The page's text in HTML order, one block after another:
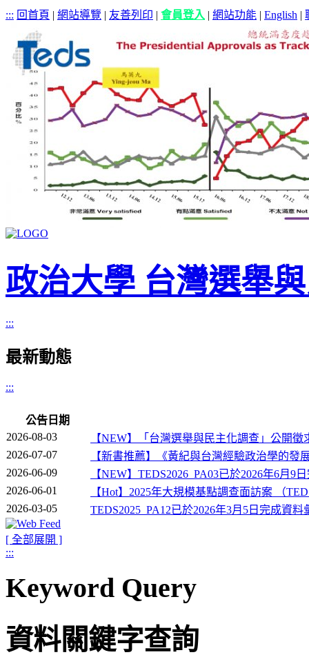
::: 回首頁 | 網站導覽 | 友善列印 | 會員登入 | 網站功能 | English |
政治大學 台灣選舉
:::
最新動態
:::
公告日期
2026-08-03
【NEW】「台灣選舉與民主化調查」公開
2026-07-07
【新書推薦】《黃紀與台灣經驗政治學的發
2026-06-09
【NEW】TEDS2026_PA03已於2026年6月9
2026-06-01
【Hot】2025年大規模基點調查面訪案 （
2026-03-05
TEDS2025_PA12已於2026年3月5日完成資
[ 全部展開 ]
:::
Keyword Query
資料關鍵字查詢